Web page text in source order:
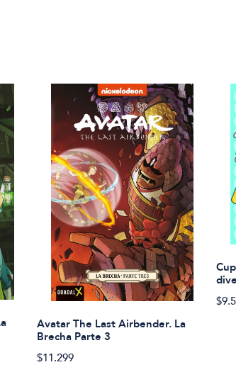
Avatar The Last Airbender. La
Brecha Parte 3
$11.299